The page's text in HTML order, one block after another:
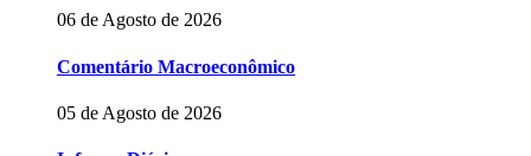
06 de Agosto de 2026
Comentário Macroeconômico
05 de Agosto de 2026